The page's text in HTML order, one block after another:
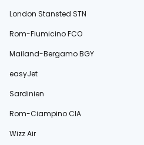
London Stansted STN
Rom-Fiumicino FCO
Mailand-Bergamo BGY
easyJet
Sardinien
Rom-Ciampino CIA
Wizz Air